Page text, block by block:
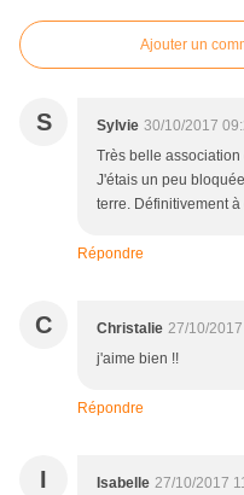
Ajouter un
S Sylvie 30/10/2017
Très belle
J'étais un peu
terre. Définitivement à
Répondre
C Christalie 27/10/
j'aime bien !!
Répondre
I Isabelle 27/10/2017